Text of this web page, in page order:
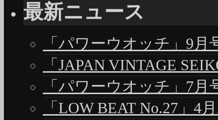
最新ニュース
「パワーウオッチ」9月
「JAPAN VINTAGE
「パワーウオッチ」7月
「LOW BEAT No.27」4